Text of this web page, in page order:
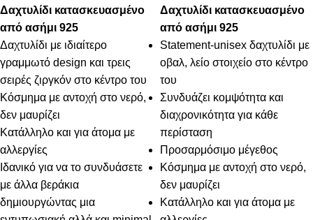
Δαχτυλίδι κατασκευασμένο
από ασήμι 925
Δαχτυλίδι με ιδιαίτερο
γραμμωτό design και τρεις
σειρές ζιργκόν στο κέντρο του
Κόσμημα με αντοχή στο νερό,
δεν μαυρίζει
Κατάλληλο και για άτομα με
αλλεργίες
Ιδανικό για να το συνδυάσετε
με άλλα βεράκια
δημιουργώντας μια
Δαχτυλίδι κατασκευασμένο
από ασήμι 925
Statement-unisex δαχτυλίδι με
οβαλ, λείο στοιχείο στο κέντρο
του
Συνδυάζει κομψότητα και
διαχρονικότητα για κάθε
περίσταση
Προσαρμόσιμο μέγεθος
Κόσμημα με αντοχή στο νερό,
δεν μαυρίζει
Κατάλληλο και για άτομα με